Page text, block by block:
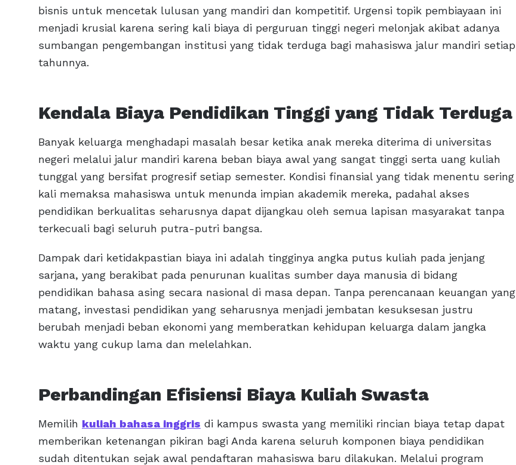
bisnis untuk mencetak lulusan yang mandiri dan kompetitif. Urgensi topik pembiayaan ini
menjadi krusial karena sering kali biaya di perguruan tinggi negeri melonjak akibat adanya
sumbangan pengembangan institusi yang tidak terduga bagi mahasiswa jalur mandiri setiap
tahunnya.
Kendala Biaya Pendidikan Tinggi yang Tidak Terduga
Banyak keluarga menghadapi masalah besar ketika anak mereka diterima di universitas
negeri melalui jalur mandiri karena beban biaya awal yang sangat tinggi serta uang kuliah
tunggal yang bersifat progresif setiap semester. Kondisi finansial yang tidak menentu sering
kali memaksa mahasiswa untuk menunda impian akademik mereka, padahal akses
pendidikan berkualitas seharusnya dapat dijangkau oleh semua lapisan masyarakat tanpa
terkecuali bagi seluruh putra-putri bangsa.
Dampak dari ketidakpastian biaya ini adalah tingginya angka putus kuliah pada jenjang
sarjana, yang berakibat pada penurunan kualitas sumber daya manusia di bidang
pendidikan bahasa asing secara nasional di masa depan. Tanpa perencanaan keuangan yang
matang, investasi pendidikan yang seharusnya menjadi jembatan kesuksesan justru
berubah menjadi beban ekonomi yang memberatkan kehidupan keluarga dalam jangka
waktu yang cukup lama dan melelahkan.
Perbandingan Efisiensi Biaya Kuliah Swasta
Memilih kuliah bahasa inggris di kampus swasta yang memiliki rincian biaya tetap dapat
memberikan ketenangan pikiran bagi Anda karena seluruh komponen biaya pendidikan
sudah ditentukan sejak awal pendaftaran mahasiswa baru dilakukan. Melalui program